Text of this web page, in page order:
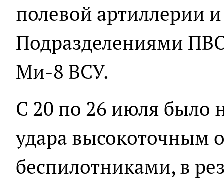
полевой артиллерии
Подразделениями
Ми-8 ВСУ.
С 20 по 26 июля было
удара высокоточным
беспилотниками, в